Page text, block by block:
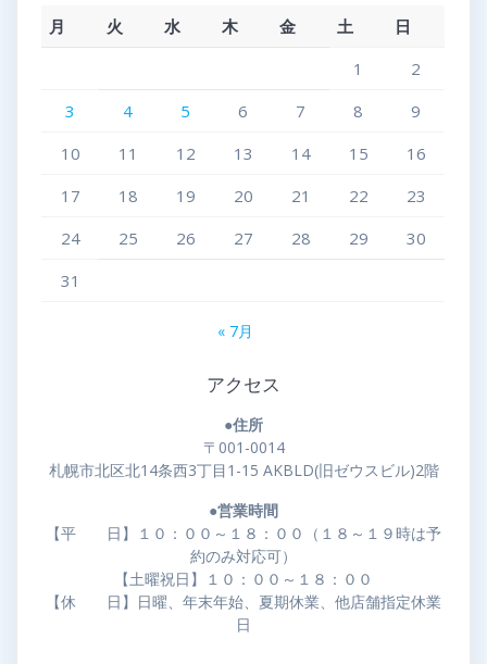
月 火 水 木 金 土
日
1
2
3
4 5 6 7 8
9
10
11 12 13 14 15
16
17
18 19 20 21 22
23
24
25 26 27 28 29
30
31
« 7月
アクセス
●住所
〒001-0014
札幌市北区北14条西3丁目1-15 AKBLD(旧ゼウスビル)2階
●営業時間
【平 日】１０：００～１８：００（１８～１９時は予
約のみ対応可）
【土曜祝日】１０：００～１８：００
【休 日】日曜、年末年始、夏期休業、他店舗指定休業
日